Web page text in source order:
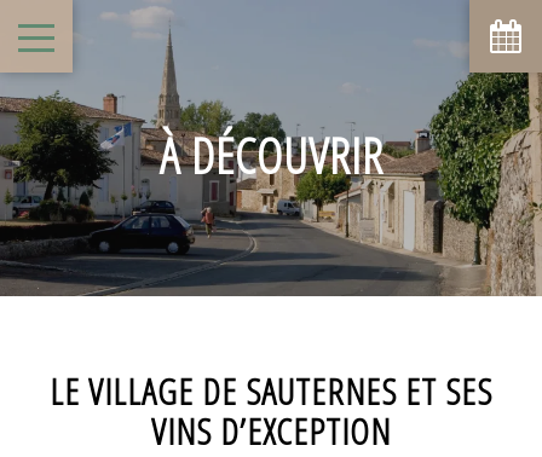
À DÉCOUVRIR
LE VILLAGE DE SAUTERNES ET SES
VINS D’EXCEPTION